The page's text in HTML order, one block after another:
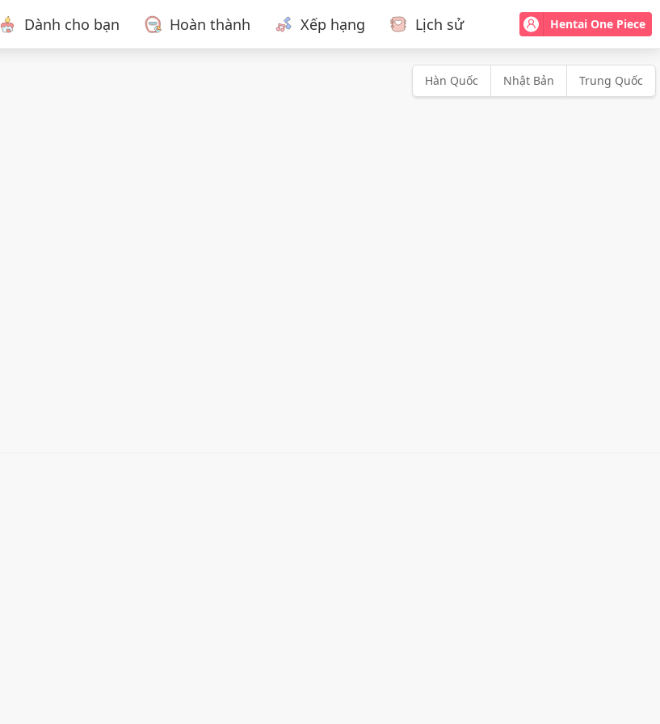
Hentai One Piece
Dành cho bạn Hoàn thành Xếp hạng Lịch sử
Hàn Quốc Nhật Bản Trung Quốc